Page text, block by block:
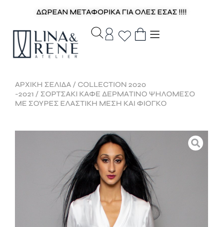
ΔΩΡΕΑΝ ΜΕΤΑΦΟΡΙΚΑ ΓΙΑ ΟΛΕΣ ΕΣΑΣ !!!!
ΑΡΧΙΚΉ ΣΕΛΊΔΑ / COLLECTION 2020
-2021 / ΣΟΡΤΣΑΚΙ ΚΑΦΕ ΔΕΡΜΑΤΙΝΟ ΨΗΛΟΜΕΣΟ
ΜΕ ΣΟΥΡΕΣ ΕΛΑΣΤΙΚΗ ΜΕΣΗ ΚΑΙ ΦΙΟΓΚΟ